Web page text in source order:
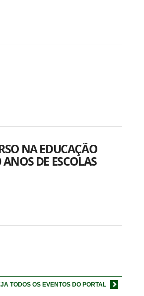
NA EDUCAÇÃO
DE ESCOLAS
TODOS OS EVENTOS DO PORTAL